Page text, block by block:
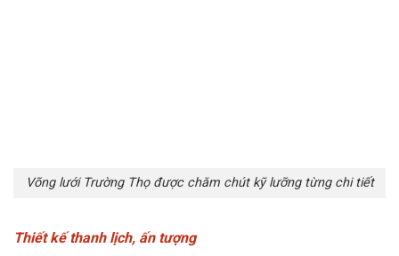
Võng lưới Trường Thọ được chăm chút kỹ lưỡng từng chi tiết
Thiết kế thanh lịch, ấn tượng